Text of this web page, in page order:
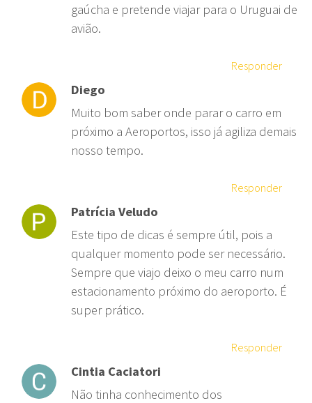
gaúcha e pretende viajar para o Uruguai de
avião.
Responder
Diego
Muito bom saber onde parar o carro em
próximo a Aeroportos, isso já agiliza demais
nosso tempo.
Responder
Patrícia Veludo
Este tipo de dicas é sempre útil, pois a
qualquer momento pode ser necessário.
Sempre que viajo deixo o meu carro num
estacionamento próximo do aeroporto. É
super prático.
Responder
Cintia Caciatori
Não tinha conhecimento dos